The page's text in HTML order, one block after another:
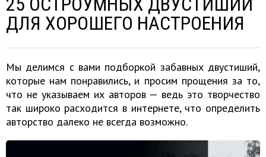
ДЛЯ ХОРОШЕГО НАСТРОЕНИЯ
Мы делимся с вами подборкой забавных двустиший,
которые нам понравились, и просим прощения за то,
что не указываем их авторов — ведь это творчество
так широко расходится в интернете, что определить
авторство далеко не всегда возможно.